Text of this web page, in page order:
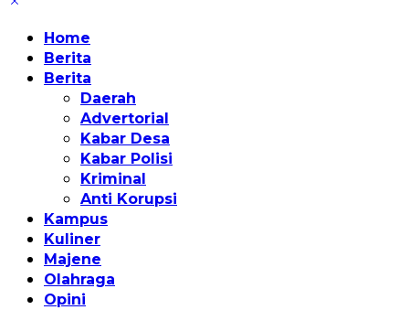
Home
Berita
Berita
Daerah
Advertorial
Kabar Desa
Kabar Polisi
Kriminal
Anti Korupsi
Kampus
Kuliner
Majene
Olahraga
Opini